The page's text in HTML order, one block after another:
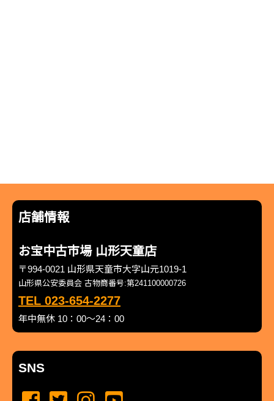
店舗情報
お宝中古市場 山形天童店
〒994-0021 山形県天童市大字山元1019-1
山形県公安委員会 古物商番号:第241100000726
TEL 023-654-2277
年中無休 10：00～24：00
SNS